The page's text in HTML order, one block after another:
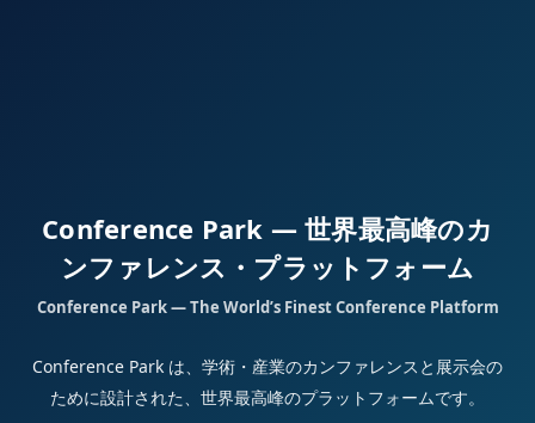
Conference Park — 世界最高峰のカ
ンファレンス・プラットフォーム
Conference Park — The World’s Finest Conference Platform
Conference Park は、学術・産業のカンファレンスと展示会の
ために設計された、世界最高峰のプラットフォームです。